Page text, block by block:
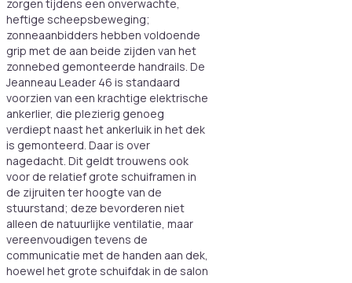
zorgen tijdens een onverwachte,
heftige scheepsbeweging;
zonneaanbidders hebben voldoende
grip met de aan beide zijden van het
zonnebed gemonteerde handrails. De
Jeanneau Leader 46 is standaard
voorzien van een krachtige elektrische
ankerlier, die plezierig genoeg
verdiept naast het ankerluik in het dek
is gemonteerd. Daar is over
nagedacht. Dit geldt trouwens ook
voor de relatief grote schuiframen in
de zijruiten ter hoogte van de
stuurstand; deze bevorderen niet
alleen de natuurlijke ventilatie, maar
vereenvoudigen tevens de
communicatie met de handen aan dek,
hoewel het grote schuifdak in de salon